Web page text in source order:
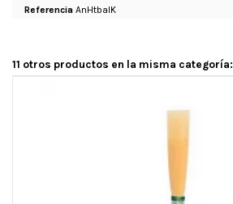
Referencia AnHtbaIK
11 otros productos en la misma categoría: